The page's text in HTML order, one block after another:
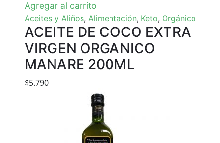
Agregar al carrito
Aceites y Aliños, Alimentación, Keto, Orgánico
ACEITE DE COCO EXTRA
VIRGEN ORGANICO
MANARE 200ML
$5.790